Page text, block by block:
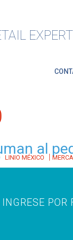
al
LINIO MÉXICO |
INGRESE POR